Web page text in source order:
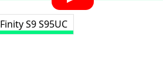
S9 S95UC